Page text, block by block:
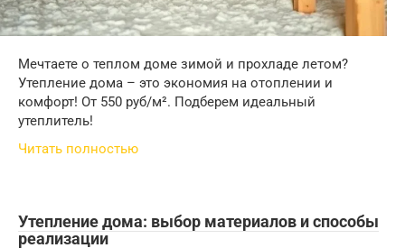
Мечтаете о теплом доме зимой и прохладе летом?
Утепление дома – это экономия на отоплении и
комфорт! От 550 руб/м². Подберем идеальный
утеплитель!
Читать полностью
Утепление дома: выбор материалов и способы
реализации